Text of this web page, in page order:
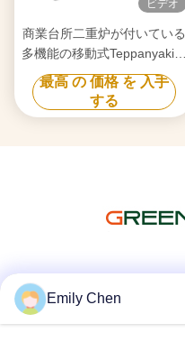
ビデオ
商業台所二重炉が付いている
多機能の移動式Teppanyakiの
グリルのテーブル
最高 の 価格 を 入手
する
Emily Chen